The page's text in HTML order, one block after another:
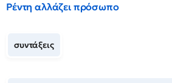
Ρέντη αλλάζει πρόσωπο
συντάξεις